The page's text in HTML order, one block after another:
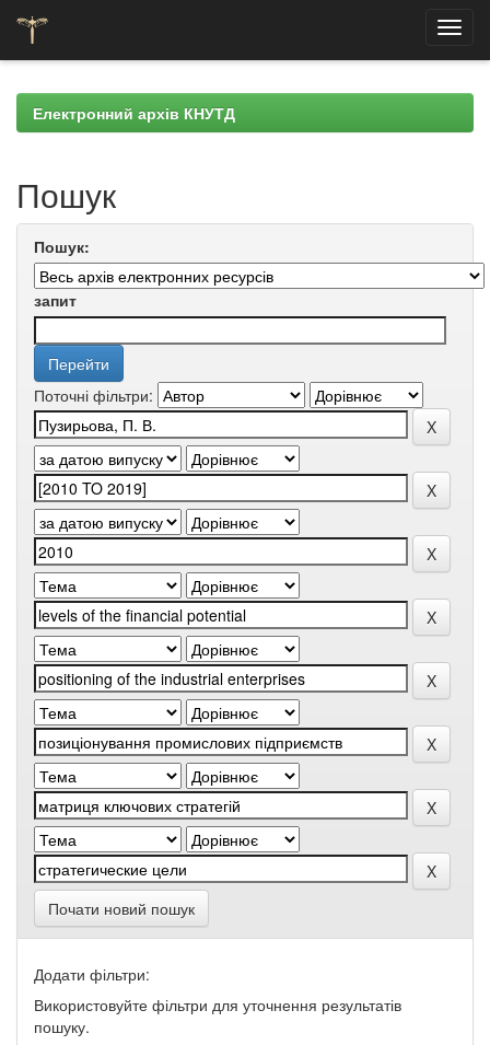
navigationЕлектронний архів КНУТД
Пошук
Пошук:
запит
Поточні фільтри:
Почати новий пошук
Додати фільтри:
Використовуйте фільтри для уточнення результатів
пошуку.